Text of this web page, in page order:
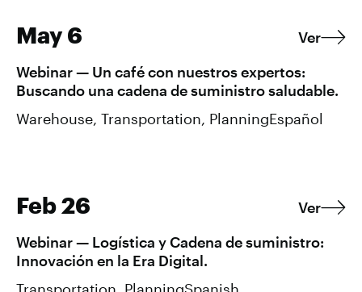
May 6
Ver
Webinar — Un café con nuestros expertos:
Buscando una cadena de suministro saludable.
Warehouse, Transportation, PlanningEspañol
Feb 26
Ver
Webinar — Logística y Cadena de suministro:
Innovación en la Era Digital.